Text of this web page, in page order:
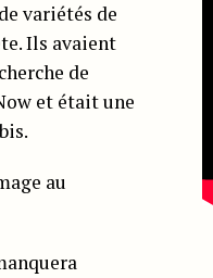
variétés de
Ils avaient
de
et était une
au